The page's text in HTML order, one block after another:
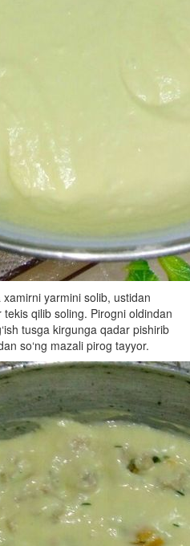
xamirni yarmini solib, ustidan
qilib soling. Pirogni oldindan
tusga kirgunga qadar pishirib
so‘ng mazali pirog tayyor.